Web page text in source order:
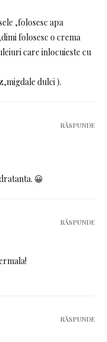
,folosesc apa
folosesc o crema
care inlocuieste cu
dulci ).
😀
RĂSPUNDE
RĂSPUNDE
RĂSPUNDE